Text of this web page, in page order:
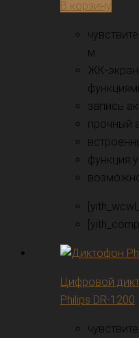
В корзину
м
ЖК-экран
запись
прочный
функция
Цифровой
Philips DR-1200